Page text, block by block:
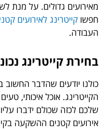
מאירועים גדולים. על מנת
חפשו קייטרינג לאירועים
העבודה.
בחירת קייטרינג
כולנו יודעים שהדבר החשוב
הקייטרינג. אוכל איכותי,
שלכם לכזה שכולם ידברו
אירועים קטנים ההשקעה